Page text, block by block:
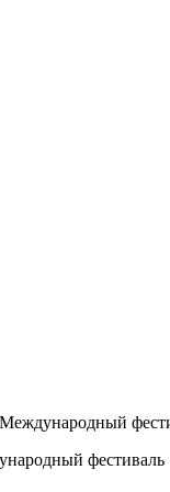
фестиваль